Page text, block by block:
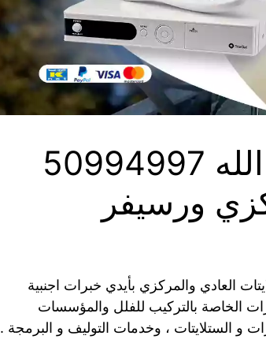
فني ستلايت سعد العبد الله 50994997
ورسيفر
العادي والمركزي بأيدي خبرات اجنبية
الخاصة بالتركيب للفلل والمؤسسات
و الستلايتات ، وخدمات التوليف و البرمجة .